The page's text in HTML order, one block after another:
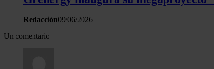
Redacción09/06/2026
Un comentario